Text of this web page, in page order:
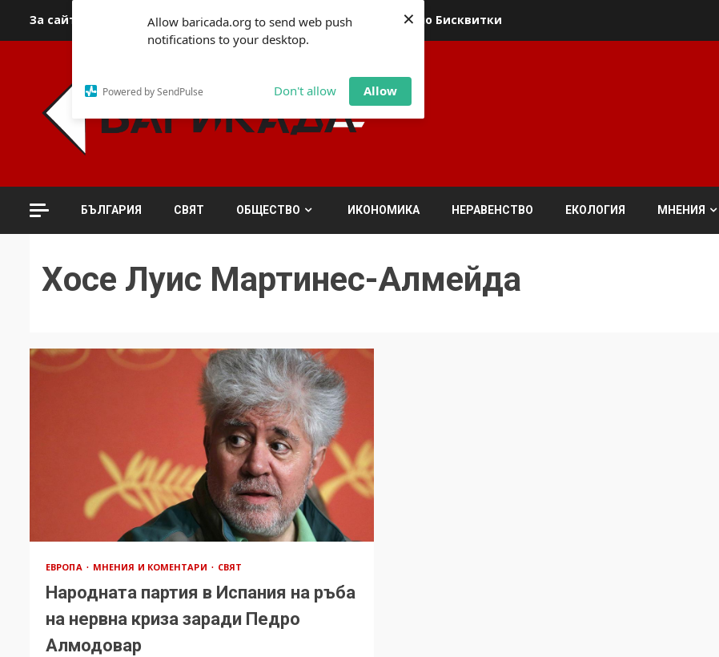
Allow baricada.org to send web push
notifications to your desktop.
Powered by SendPulse Don't allow Allow
×
За сайта За контакти За реклама Политика относно Бисквитки
БЪЛГАРИЯ СВЯТ ОБЩЕСТВО ИКОНОМИКА НЕРАВЕНСТВО ЕКОЛОГИЯ МНЕНИЯ
Хосе Луис Мартинес-Алмейда
ЕВРОПА МНЕНИЯ И КОМЕНТАРИ СВЯТ
Народната партия в Испания на ръба
на нервна криза заради Педро
Алмодовар